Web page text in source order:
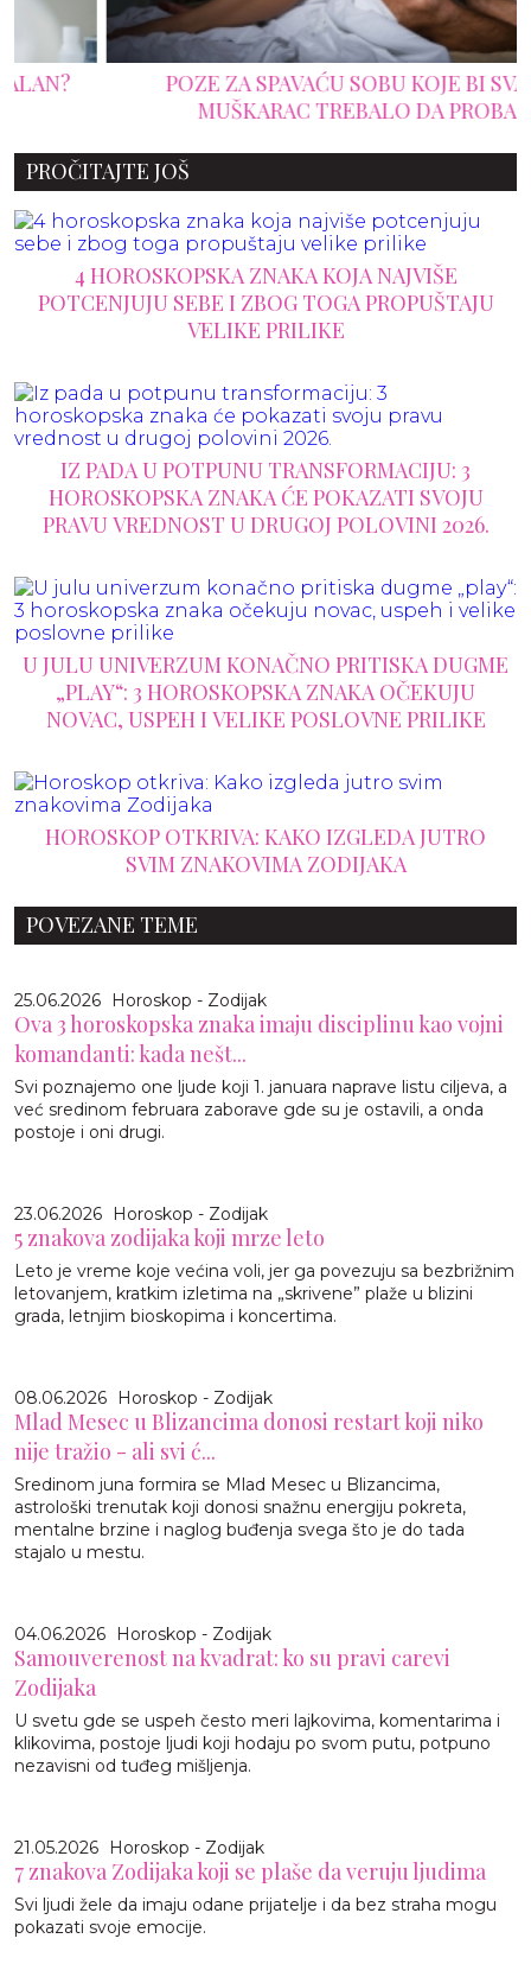
POZE ZA SPAVAĆU SOBU KOJE BI SVAKI
MUŠKARAC TREBALO DA PROBA
PROČITAJTE JOŠ
4 HOROSKOPSKA ZNAKA KOJA NAJVIŠE
POTCENJUJU SEBE I ZBOG TOGA PROPUŠTAJU
VELIKE PRILIKE
IZ PADA U POTPUNU TRANSFORMACIJU: 3
HOROSKOPSKA ZNAKA ĆE POKAZATI SVOJU
PRAVU VREDNOST U DRUGOJ POLOVINI 2026.
U JULU UNIVERZUM KONAČNO PRITISKA DUGME
„PLAY“: 3 HOROSKOPSKA ZNAKA OČEKUJU
NOVAC, USPEH I VELIKE POSLOVNE PRILIKE
HOROSKOP OTKRIVA: KAKO IZGLEDA JUTRO
SVIM ZNAKOVIMA ZODIJAKA
POVEZANE TEME
25.06.2026 Horoskop - Zodijak
Ova 3 horoskopska znaka imaju disciplinu kao vojni
komandanti: kada nešt...
Svi poznajemo one ljude koji 1. januara naprave listu ciljeva, a
već sredinom februara zaborave gde su je ostavili, a onda
postoje i oni drugi.
23.06.2026 Horoskop - Zodijak
5 znakova zodijaka koji mrze leto
Leto je vreme koje većina voli, jer ga povezuju sa bezbrižnim
letovanjem, kratkim izletima na „skrivene” plaže u blizini
grada, letnjim bioskopima i koncertima.
08.06.2026 Horoskop - Zodijak
Mlad Mesec u Blizancima donosi restart koji niko
nije tražio - ali svi ć...
Sredinom juna formira se Mlad Mesec u Blizancima,
astrološki trenutak koji donosi snažnu energiju pokreta,
mentalne brzine i naglog buđenja svega što je do tada
stajalo u mestu.
04.06.2026 Horoskop - Zodijak
Samouverenost na kvadrat: ko su pravi carevi
Zodijaka
U svetu gde se uspeh često meri lajkovima, komentarima i
klikovima, postoje ljudi koji hodaju po svom putu, potpuno
nezavisni od tuđeg mišljenja.
21.05.2026 Horoskop - Zodijak
7 znakova Zodijaka koji se plaše da veruju ljudima
Svi ljudi žele da imaju odane prijatelje i da bez straha mogu
pokazati svoje emocije.